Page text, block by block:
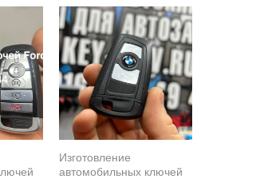
Изготовление
автомобильных ключей